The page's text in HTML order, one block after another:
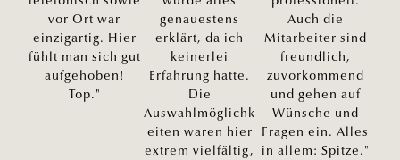
vor Ort war
einzigartig. Hier
fühlt man sich gut
aufgehoben!
Top."
genauestens
erklärt, da ich
keinerlei
Erfahrung hatte.
Die
Auswahlmöglichk
eiten waren hier
extrem vielfältig,
Auch die
Mitarbeiter sind
freundlich,
zuvorkommend
und gehen auf
Wünsche und
Fragen ein. Alles
in allem: Spitze."